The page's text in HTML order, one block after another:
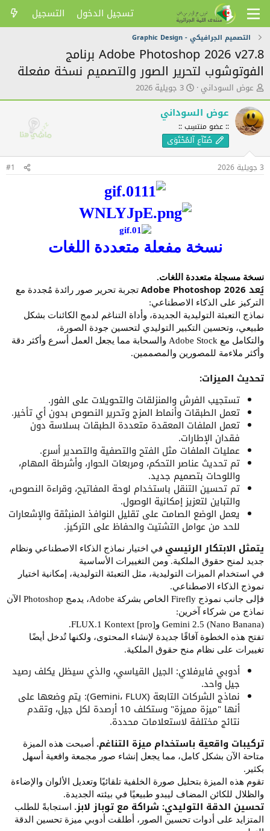
تسجيل الدخول التسجيل
التصميم الجرافيكي - Graphic Design
Adobe Photoshop 2026 v27.8 برنامج
الفوتوشوب لتحرير الصور والتصميم نسخة مفعلة
ك
ا
ت
ب
ا
م
و
ض
عوض السوداني ت
ا
ر
ي
خ
ا
ل
ش
3 جويلية 2026
عوض السوداني
:: عضو منتسِب ::
صُنّآع آلمُحْتَوَى
3 جويلية 2026 #1
نسخة مفعلة متعددة اللغات
نسخة مسجلة متعددة اللغات.
يُعد Adobe Photoshop 2026
تجربة تحرير صور رائدة مُجددة مع
التركيز على الذكاء الاصطناعي:
نماذج التعبئة التوليدية الجديدة، وأداة التناغم لدمج الكائنات بشكل
طبيعي، وتحسين التكبير التوليدي لتحسين جودة الصورة،
والتكامل مع Adobe Stock والسحابة مما يجعل العمل أسرع وأكثر دقة
وأكثر ملاءمة للمصورين والمصممين.
تحديث الميزات:
تستجيب الفرش والمنزلقات والتحويلات على الفور.
تعمل الطبقات وأنماط المزج وتحرير النصوص بدون أي تأخير.
تعمل الملفات المعقدة متعددة الطبقات بسلاسة دون
فقدان الإطارات.
عمليات الملفات مثل الفتح والتصفية والتصدير أسرع.
تم تحديث عناصر التحكم، ومربعات الحوار، وأشرطة المهام،
واللوحات بتصميم جديد.
تم تحسين التنقل باستخدام لوحة المفاتيح، وقراءة النصوص،
والتباين لتعزيز إمكانية الوصول.
يعمل الوضع الصامت على تقليل النوافذ المنبثقة والإشعارات
للحد من عوامل التشتيت والحفاظ على التركيز.
يتمثل الابتكار الرئيسي في اختيار نماذج الذكاء الاصطناعي ونظام
جديد لمنح حقوق الملكية. ومن التغييرات الأساسية
في استخدام الميزات التوليدية، مثل التعبئة التوليدية، إمكانية اختيار
نموذج الذكاء الاصطناعي.
فإلى جانب نموذج Firefly الخاص بشركة Adobe، يدمج Photoshop الآن
نماذج من شركاء آخرين:
Gemini 2.5 (Nano Banana) وFLUX.1 Kontext [pro].
تفتح هذه الخطوة آفاقًا جديدة لإنشاء المحتوى، ولكنها تُدخل أيضًا
تغييرات على نظام منح حقوق الملكية.
أدوبي فايرفلاي: الجيل القياسي، والذي سيظل يكلف رصيد
جيل واحد.
نماذج الشركات التابعة (Gemini، FLUX): يتم وضعها على
أنها "ميزة مميزة" وستكلف 10 أرصدة لكل جيل، وتقدم
نتائج مختلفة لاستعلامات محددة.
تركيبات واقعية باستخدام ميزة التناغم. أصبحت هذه الميزة
متاحة الآن بشكل كامل، مما يجعل إنشاء صور مجمعة واقعية أسهل
بكثير.
تقوم هذه الميزة بتحليل صورة الخلفية تلقائيًا وتعديل الألوان والإضاءة
والظلال للكائن المضاف ليبدو طبيعيًا في بيئته الجديدة.
تحسين الدقة التوليدي: شراكة مع توباز لابز. استجابةً للطلب
المتزايد على أدوات تحسين الصور، أطلقت أدوبي ميزة تحسين الدقة